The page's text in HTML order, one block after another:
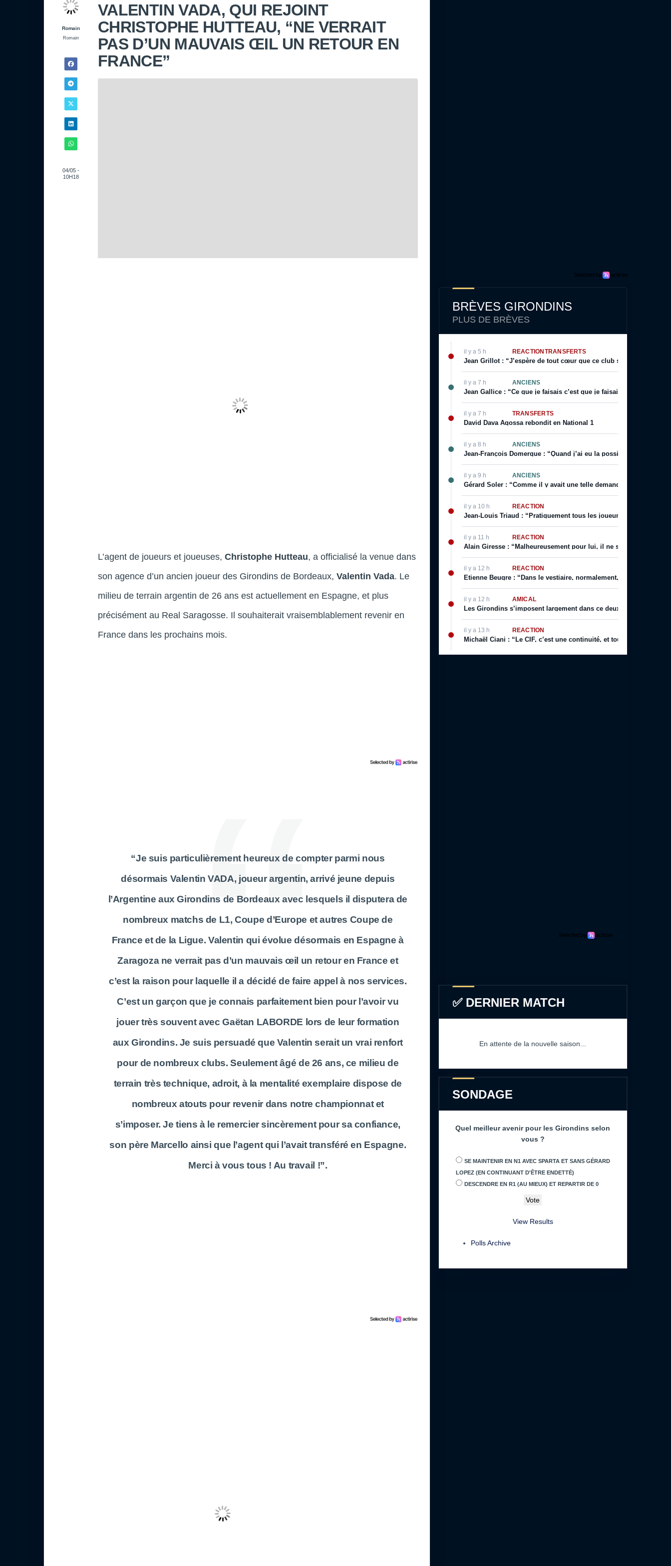
Romain
Romain
04/05 -
10H18
VALENTIN VADA, QUI REJOINT
CHRISTOPHE HUTTEAU, “NE VERRAIT
PAS D’UN MAUVAIS ŒIL UN RETOUR EN
FRANCE”
L’agent de joueurs et joueuses, Christophe Hutteau, a officialisé la venue dans
son agence d’un ancien joueur des Girondins de Bordeaux, Valentin Vada. Le
milieu de terrain argentin de 26 ans est actuellement en Espagne, et plus
précisément au Real Saragosse. Il souhaiterait vraisemblablement revenir en
France dans les prochains mois.
“Je suis particulièrement heureux de compter parmi nous
désormais Valentin VADA, joueur argentin, arrivé jeune depuis
l’Argentine aux Girondins de Bordeaux avec lesquels il disputera de
nombreux matchs de L1, Coupe d’Europe et autres Coupe de
France et de la Ligue. Valentin qui évolue désormais en Espagne à
Zaragoza ne verrait pas d’un mauvais œil un retour en France et
c’est la raison pour laquelle il a décidé de faire appel à nos services.
C’est un garçon que je connais parfaitement bien pour l’avoir vu
jouer très souvent avec Gaëtan LABORDE lors de leur formation
aux Girondins. Je suis persuadé que Valentin serait un vrai renfort
pour de nombreux clubs. Seulement âgé de 26 ans, ce milieu de
terrain très technique, adroit, à la mentalité exemplaire dispose de
nombreux atouts pour revenir dans notre championnat et
s’imposer. Je tiens à le remercier sincèrement pour sa confiance,
son père Marcello ainsi que l’agent qui l’avait transféré en Espagne.
Merci à vous tous ! Au travail !”.
BRÈVES GIRONDINS
PLUS DE BRÈVES
il y a 5 h RÉACTION TRANSFERTS
Jean Grillot : “J’espère de tout cœur que ce club se relèvera”
il y a 7 h ANCIENS
Jean Gallice : “Ce que je faisais c’est que je faisais visiter le
il y a 7 h TRANSFERTS
David Dava Agossa rebondit en National 1
il y a 8 h ANCIENS
Jean-François Domergue : “Quand j’ai eu la possibilité d’avoir
il y a 9 h ANCIENS
Gérard Soler : “Comme il y avait une telle demande, on m’a
il y a 10 h RÉACTION
Jean-Louis Triaud : “Pratiquement tous les joueurs qui sont
il y a 11 h RÉACTION
Alain Giresse : “Malheureusement pour lui, il ne s’en est jamais
il y a 12 h RÉACTION
Etienne Beugre : “Dans le vestiaire, normalement, chaque
il y a 12 h AMICAL
Les Girondins s’imposent largement dans ce deuxième match de
il y a 13 h RÉACTION
Michaël Ciani : “Le CIF, c’est une continuité, et toujours cette
✅ DERNIER MATCH
En attente de la nouvelle saison...
SONDAGE
Quel meilleur avenir pour les Girondins selon
vous ?
SE MAINTENIR EN N1 AVEC SPARTA ET SANS GÉRARD
LOPEZ (EN CONTINUANT D'ÊTRE ENDETTÉ)
DESCENDRE EN R1 (AU MIEUX) ET REPARTIR DE 0
View Results
Polls Archive